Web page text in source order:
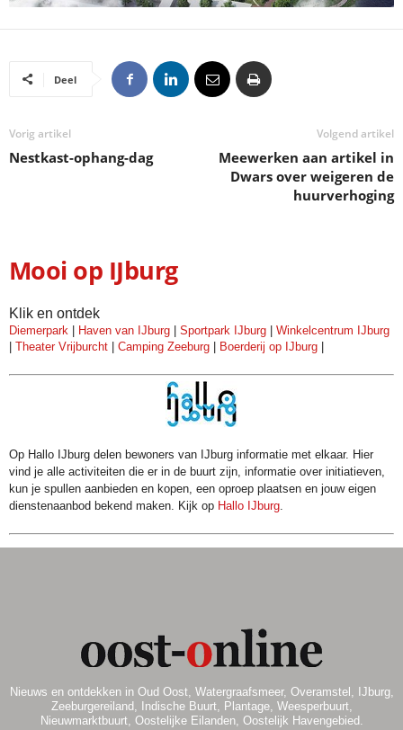
Deel
Vorig artikel
Nestkast-ophang-dag
Volgend artikel
Meewerken aan artikel in
Dwars over weigeren de
huurverhoging
Mooi op IJburg
Klik en ontdek
Diemerpark Haven van IJburg Sportpark IJburg
Winkelcentrum IJburg
Theater Vrijburcht Camping Zeeburg Boerderij op IJburg
Op Hallo IJburg delen bewoners van IJburg informatie met elkaar. Hier
vind je alle activiteiten die er in de buurt zijn, informatie over initiatieven,
kun je spullen aanbieden en kopen, een oproep plaatsen en jouw eigen
dienstenaanbod bekend maken. Kijk op Hallo IJburg
Nieuws en ontdekken in Oud Oost, Watergraafsmeer, Overamstel, IJburg,
Zeeburgereiland, Indische Buurt, Plantage, Weesperbuurt,
Nieuwmarktbuurt, Oostelijke Eilanden, Oostelijk Havengebied.